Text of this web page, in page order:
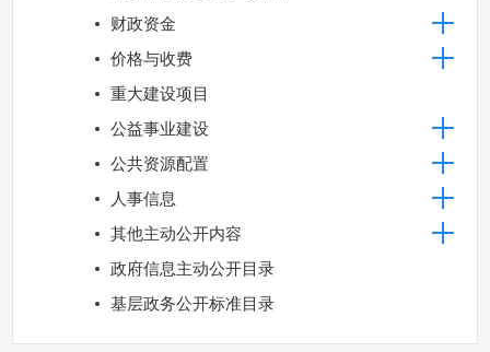
财政资金
价格与收费
重大建设项目
公益事业建设
公共资源配置
人事信息
其他主动公开内容
政府信息主动公开目录
基层政务公开标准目录